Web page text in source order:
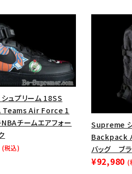
ュプリーム 18SS
Teams Air Force 1
チームエアフォー
(税込)
Supreme
Backpack
バッグ ブラ
¥92,980 (